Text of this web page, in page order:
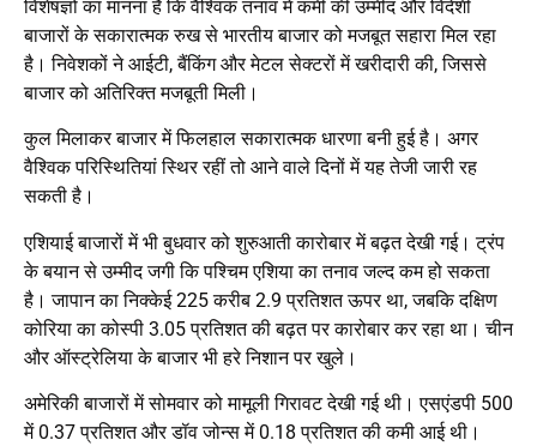
विशेषज्ञों का मानना है कि वैश्विक तनाव में कमी की उम्मीद और विदेशी
बाजारों के सकारात्मक रुख से भारतीय बाजार को मजबूत सहारा मिल रहा
है। निवेशकों ने आईटी, बैंकिंग और मेटल सेक्टरों में खरीदारी की, जिससे
बाजार को अतिरिक्त मजबूती मिली।
कुल मिलाकर बाजार में फिलहाल सकारात्मक धारणा बनी हुई है। अगर
वैश्विक परिस्थितियां स्थिर रहीं तो आने वाले दिनों में यह तेजी जारी रह
सकती है।
एशियाई बाजारों में भी बुधवार को शुरुआती कारोबार में बढ़त देखी गई। ट्रंप
के बयान से उम्मीद जगी कि पश्चिम एशिया का तनाव जल्द कम हो सकता
है। जापान का निक्केई 225 करीब 2.9 प्रतिशत ऊपर था, जबकि दक्षिण
कोरिया का कोस्पी 3.05 प्रतिशत की बढ़त पर कारोबार कर रहा था। चीन
और ऑस्ट्रेलिया के बाजार भी हरे निशान पर खुले।
अमेरिकी बाजारों में सोमवार को मामूली गिरावट देखी गई थी। एसएंडपी 500
में 0.37 प्रतिशत और डॉव जोन्स में 0.18 प्रतिशत की कमी आई थी।